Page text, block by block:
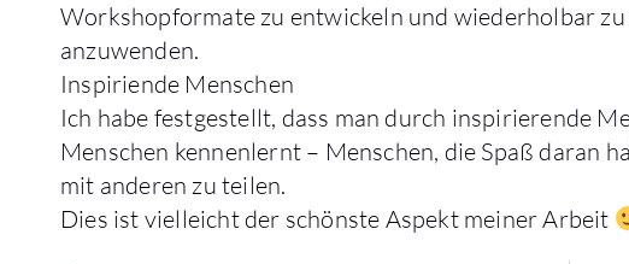
Workshopformate zu entwickeln und wiederholbar
anzuwenden.
Inspiriende Menschen
Ich habe festgestellt, dass man durch inspirierende
Menschen kennenlernt – Menschen, die Spaß daran
mit anderen zu teilen.
Dies ist vielleicht der schönste Aspekt meiner Arbeit